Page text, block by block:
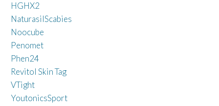
HGHX2
NaturasilScabies
Noocube
Penomet
Phen24
Revitol Skin Tag
VTight
YoutonicsSport